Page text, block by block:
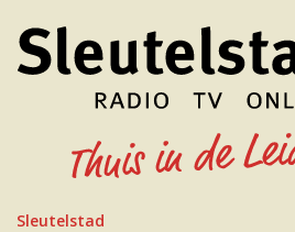
Sleutelstad